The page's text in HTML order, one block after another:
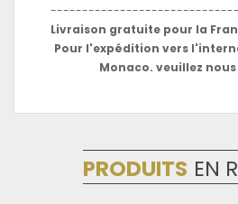
Livraison gratuite pour la
Pour l'expédition vers
Monaco. veuillez
PRODUITS EN